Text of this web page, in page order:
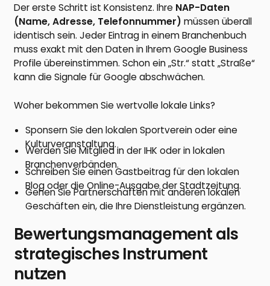
Der erste Schritt ist Konsistenz. Ihre NAP-Daten
(Name, Adresse, Telefonnummer) müssen überall
identisch sein. Jeder Eintrag in einem Branchenbuch
muss exakt mit den Daten in Ihrem Google Business
Profile übereinstimmen. Schon ein „Str.“ statt „Straße“
kann die Signale für Google abschwächen.
Woher bekommen Sie wertvolle lokale Links?
Sponsern Sie den lokalen Sportverein oder eine
Kulturveranstaltung.
Werden Sie Mitglied in der IHK oder in lokalen
Branchenverbänden.
Schreiben Sie einen Gastbeitrag für den lokalen
Blog oder die Online-Ausgabe der Stadtzeitung.
Gehen Sie Partnerschaften mit anderen lokalen
Geschäften ein, die Ihre Dienstleistung ergänzen.
Bewertungsmanagement als
strategisches Instrument
nutzen